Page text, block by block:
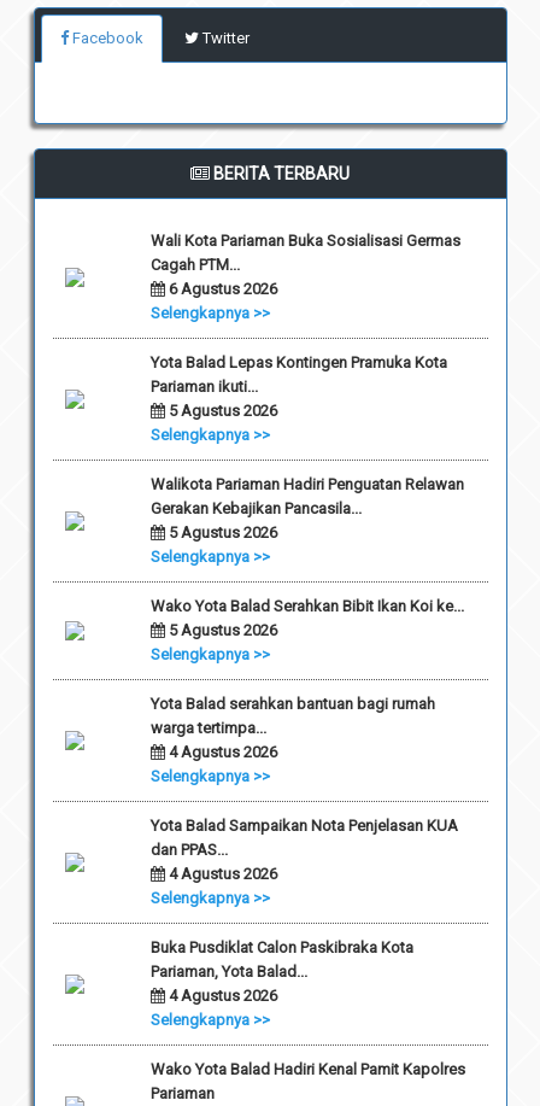
Facebook Twitter
BERITA TERBARU
Wali Kota Pariaman Buka Sosialisasi Germas
Cagah PTM...
6 Agustus 2026
Selengkapnya >>
Yota Balad Lepas Kontingen Pramuka Kota
Pariaman ikuti...
5 Agustus 2026
Selengkapnya >>
Walikota Pariaman Hadiri Penguatan Relawan
Gerakan Kebajikan Pancasila...
5 Agustus 2026
Selengkapnya >>
Wako Yota Balad Serahkan Bibit Ikan Koi ke...
5 Agustus 2026
Selengkapnya >>
Yota Balad serahkan bantuan bagi rumah
warga tertimpa...
4 Agustus 2026
Selengkapnya >>
Yota Balad Sampaikan Nota Penjelasan KUA
dan PPAS...
4 Agustus 2026
Selengkapnya >>
Buka Pusdiklat Calon Paskibraka Kota
Pariaman, Yota Balad...
4 Agustus 2026
Selengkapnya >>
Wako Yota Balad Hadiri Kenal Pamit Kapolres
Pariaman